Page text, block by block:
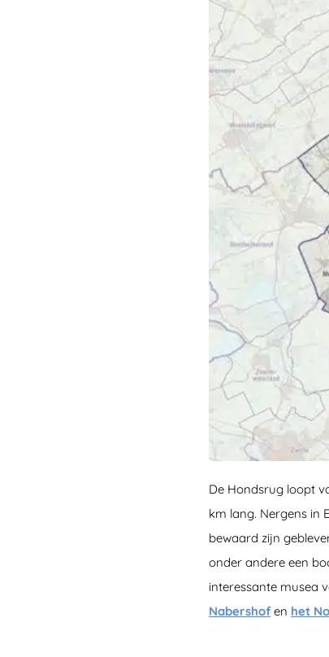
De Hondsrug loopt
km lang. Nergens in
bewaard zijn
onder andere een
interessante musea
Nabershofen het